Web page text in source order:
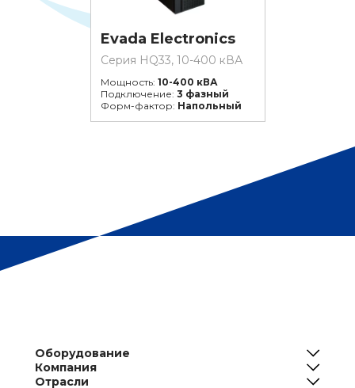
Evada Electronics
Серия HQ33, 10-400 кВА
Мощность: 10-400 кВА
Подключение: 3 фазный
Форм-фактор: Напольный
Оборудование
ИБП
Компания
О нас
Отрасли